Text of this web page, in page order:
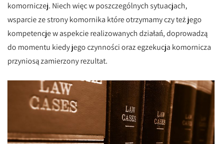
komorniczej. Niech więc w poszczególnych sytuacjach,
wsparcie ze strony komornika które otrzymamy czy też jego
kompetencje w aspekcie realizowanych działań, doprowadzą
do momentu kiedy jego czynności oraz egzekucja komornicza
przyniosą zamierzony rezultat.